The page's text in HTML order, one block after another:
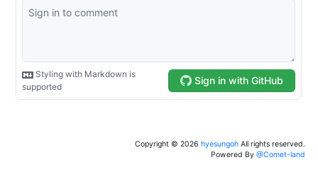
Copyright © 2026 hyesungoh All rights reserved.
Powered By @Comet-land